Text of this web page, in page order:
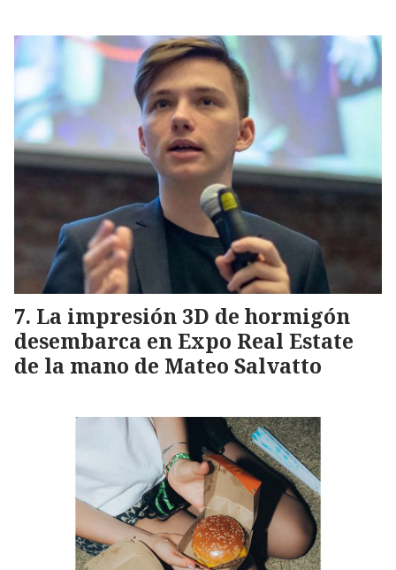
La impresión 3D de hormigón
desembarca en Expo Real Estate
de la mano de Mateo Salvatto